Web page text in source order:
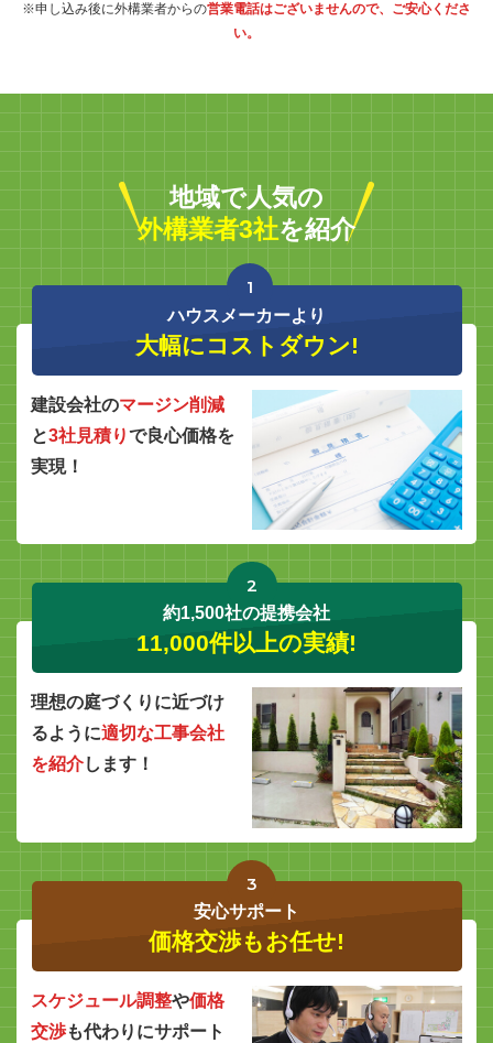
※申し込み後に外構業者からの営業電話はございませんので、ご安心くださ
い。
地域で人気の
外構業者3社を紹介
1
ハウスメーカーより
大幅にコストダウン!
建設会社のマージン削減
と3社見積りで良心価格を
実現！
2
約1,500社の提携会社
11,000件以上の実績!
理想の庭づくりに近づけ
るように適切な工事会社
を紹介します！
3
安心サポート
価格交渉もお任せ!
スケジュール調整や価格
交渉も代わりにサポート